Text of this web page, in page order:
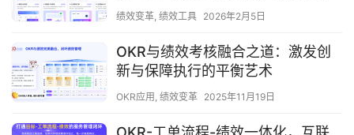
变革
绩效变革, 绩效工具 2026年2月5日
OKR与绩效考核融合之道：激发创
新与保障执行的平衡艺术
OKR应用 , 绩效变革 2025年11月19日